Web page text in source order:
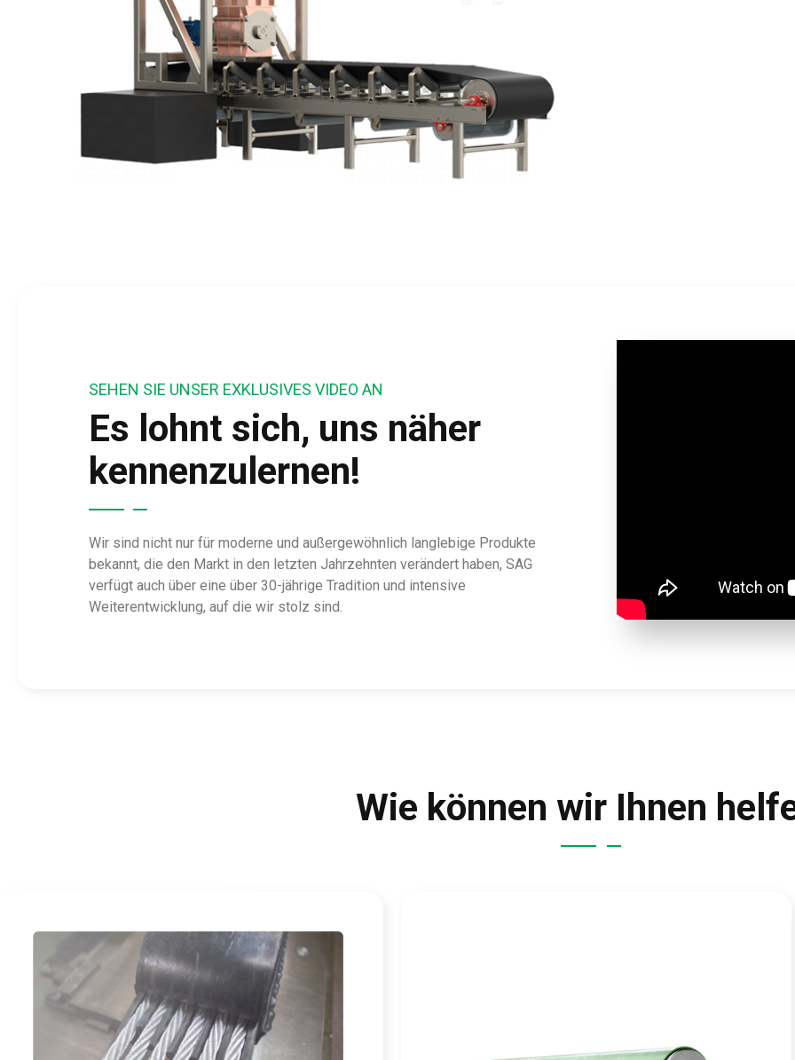
SEHEN SIE UNSER EXKLUSIVES VIDEO AN
Es lohnt sich, uns näher
kennenzulernen!
Wir sind nicht nur für moderne und außergewöhnlich langlebige Produkte
bekannt, die den Markt in den letzten Jahrzehnten verändert haben, SAG
verfügt auch über eine über 30-jährige Tradition und intensive
Weiterentwicklung, auf die wir stolz sind.
Wie können wir Ihnen